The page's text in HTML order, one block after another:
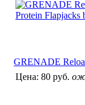
GRENADE
Цена: 80 руб.